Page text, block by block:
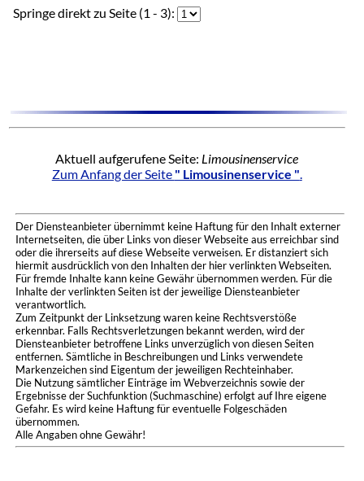
Springe direkt zu Seite (1 - 3):
Aktuell aufgerufene Seite: Limousinenservice
Zum Anfang der Seite " Limousinenservice "
Der Diensteanbieter übernimmt keine Haftung für den Inhalt externer
Internetseiten, die über Links von dieser Webseite aus erreichbar sind
oder die ihrerseits auf diese Webseite verweisen. Er distanziert sich
hiermit ausdrücklich von den Inhalten der hier verlinkten Webseiten.
Für fremde Inhalte kann keine Gewähr übernommen werden. Für die
Inhalte der verlinkten Seiten ist der jeweilige Diensteanbieter
verantwortlich.
Zum Zeitpunkt der Linksetzung waren keine Rechtsverstöße
erkennbar. Falls Rechtsverletzungen bekannt werden, wird der
Diensteanbieter betroffene Links unverzüglich von diesen Seiten
entfernen. Sämtliche in Beschreibungen und Links verwendete
Markenzeichen sind Eigentum der jeweiligen Rechteinhaber.
Die Nutzung sämtlicher Einträge im Webverzeichnis sowie der
Ergebnisse der Suchfunktion (Suchmaschine) erfolgt auf Ihre eigene
Gefahr. Es wird keine Haftung für eventuelle Folgeschäden
übernommen.
Alle Angaben ohne Gewähr!